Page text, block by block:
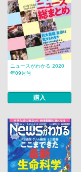
ニュースがわかる 2020
年09月号
購入